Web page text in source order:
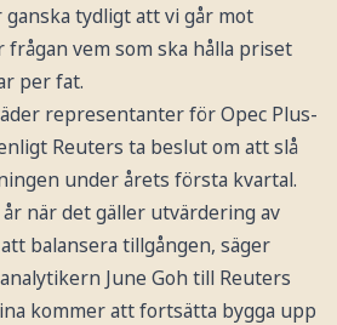
ganska tydligt att vi går mot
vem som ska hålla priset
per fat.
representanter för Opec Plus-
Reuters ta beslut om att slå
under årets första kvartal.
när det gäller utvärdering av
balansera tillgången, säger
June Goh till Reuters
kommer att fortsätta bygga upp